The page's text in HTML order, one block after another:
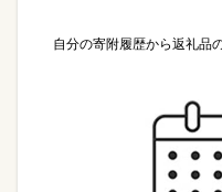
自分の寄附履歴から返礼品